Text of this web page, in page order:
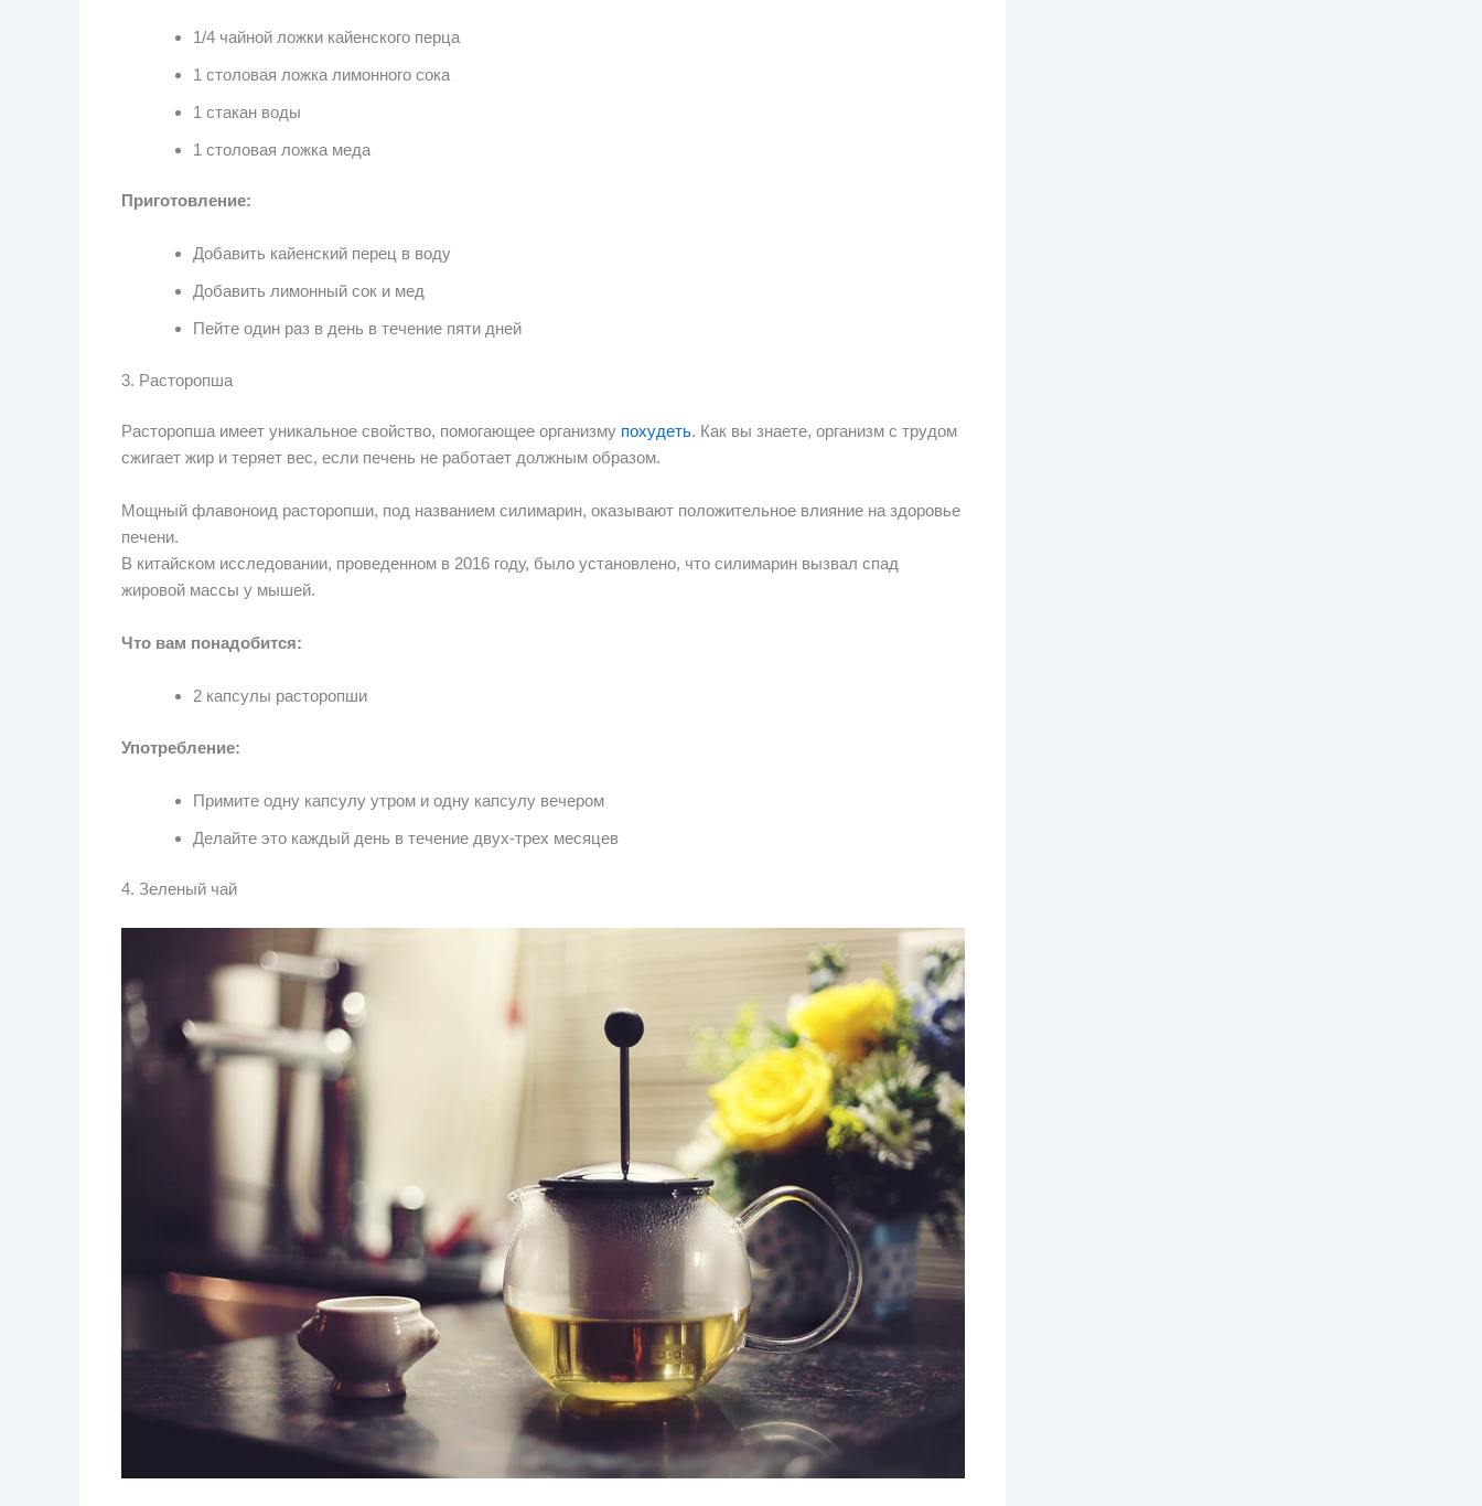
1/4 чайной ложки кайенского перца
1 столовая ложка лимонного сока
1 стакан воды
1 столовая ложка меда
Приготовление:
Добавить кайенский перец в воду
Добавить лимонный сок и мед
Пейте один раз в день в течение пяти дней
3. Расторопша
Расторопша имеет уникальное свойство, помогающее организму похудеть. Как вы знаете, организм с трудом
сжигает жир и теряет вес, если печень не работает должным образом.
Мощный флавоноид расторопши, под названием силимарин, оказывают положительное влияние на здоровье
печени.
В китайском исследовании, проведенном в 2016 году, было установлено, что силимарин вызвал спад
жировой массы у мышей.
Что вам понадобится:
2 капсулы расторопши
Употребление:
Примите одну капсулу утром и одну капсулу вечером
Делайте это каждый день в течение двух-трех месяцев
4. Зеленый чай